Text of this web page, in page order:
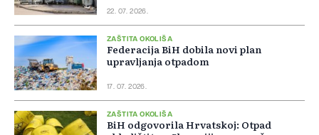
22. 07. 2026.
ZAŠTITA OKOLIŠA
Federacija BiH dobila novi plan
upravljanja otpadom
17. 07. 2026.
ZAŠTITA OKOLIŠA
BiH odgovorila Hrvatskoj: Otpad